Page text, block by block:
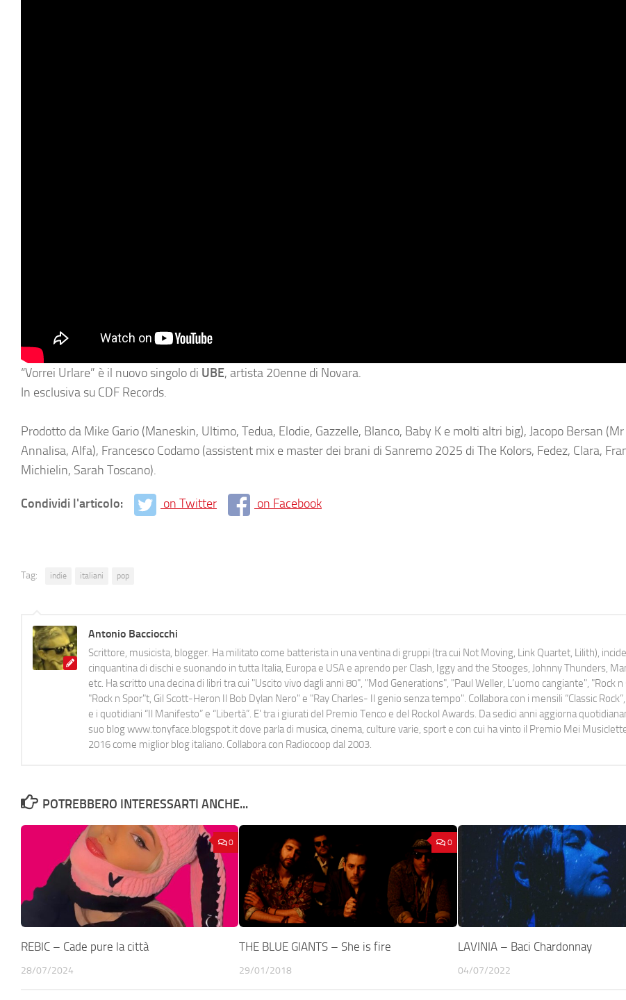
“Vorrei Urlare” è il nuovo singolo di UBE, artista 20enne di Novara.
In esclusiva su CDF Records.
Prodotto da Mike Gario (Maneskin, Ultimo, Tedua, Elodie, Gazzelle, Blanco, Baby K e molti altri big), Jacopo Bersan (Mr
Annalisa, Alfa), Francesco Codamo (assistent mix e master dei brani di Sanremo 2025 di The Kolors, Fedez, Clara,
Michielin, Sarah Toscano).
Condividi l'articolo: on Twitter on Facebook
Tag: indie italiani pop
Antonio Bacciocchi
Scrittore, musicista, blogger. Ha militato come batterista in una ventina di gruppi (tra cui Not Moving, Link Quartet, Lilith),
cinquantina di dischi e suonando in tutta Italia, Europa e USA e aprendo per Clash, Iggy and the Stooges, Johnny Thunders,
etc. Ha scritto una decina di libri tra cui "Uscito vivo dagli anni 80", "Mod Generations", "Paul Weller, L’uomo cangiante", "Rock n
"Rock n Spor"t, Gil Scott-Heron Il Bob Dylan Nero" e "Ray Charles- Il genio senza tempo". Collabora con i mensili “Classic
e i quotidiani “Il Manifesto” e “Libertà”. E' tra i giurati del Premio Tenco e del Rockol Awards. Da sedici anni aggiorna
suo blog www.tonyface.blogspot.it dove parla di musica, cinema, culture varie, sport e con cui ha vinto il Premio Mei
2016 come miglior blog italiano. Collabora con Radiocoop dal 2003.
POTREBBERO INTERESSARTI ANCHE...
0
REBIC – Cade pure la città
28/07/2024
0
THE BLUE GIANTS – She is fire
29/01/2018
LAVINIA – Baci Chardonnay
04/07/2022